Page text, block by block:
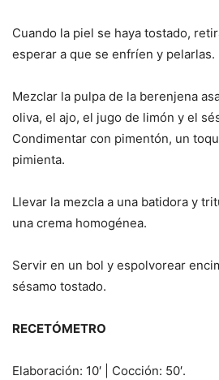
Cuando la piel se haya tostado,
esperar a que se enfríen y pelarlas.
Mezclar la pulpa de la berenjena
oliva, el ajo, el jugo de limón y el
Condimentar con pimentón, un
pimienta.
Llevar la mezcla a una batidora y
una crema homogénea.
Servir en un bol y espolvorear
sésamo tostado.
RECETÓMETRO
Elaboración: 10′ | Cocción: 50′.